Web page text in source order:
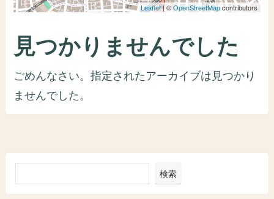
Leaflet| ©OpenStreetMapcontributors
見つかりませんでした
ごめんなさい。指定されたアーカイブは見つかり
ませんでした。
検索